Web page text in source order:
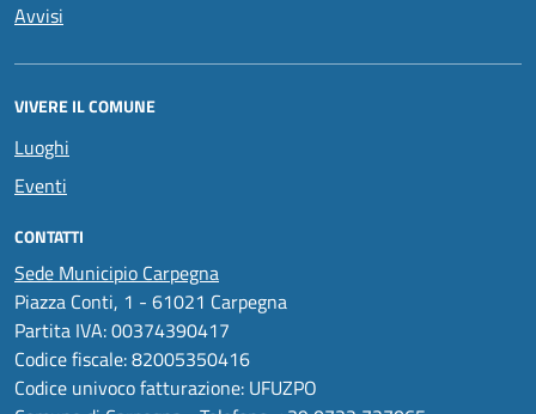
Avvisi
VIVERE IL COMUNE
Luoghi
Eventi
CONTATTI
Sede Municipio Carpegna
Piazza Conti, 1 - 61021 Carpegna
Partita IVA: 00374390417
Codice fiscale: 82005350416
Codice univoco fatturazione: UFUZPO